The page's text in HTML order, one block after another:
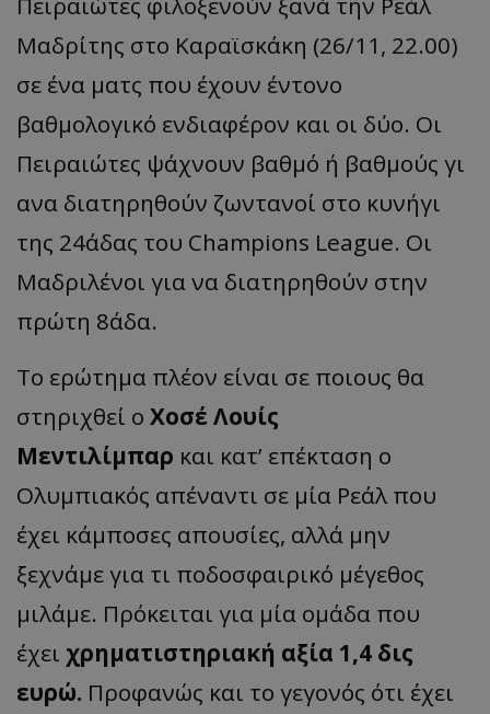
Μαδρίτης στο Καραϊσκάκη (26/11, 22.00)
σε ένα ματς που έχουν έντονο
βαθμολογικό ενδιαφέρον και οι δύο. Οι
Πειραιώτες ψάχνουν βαθμό ή βαθμούς γι
ανα διατηρηθούν ζωντανοί στο κυνήγι
της 24άδας του Champions League. Οι
Μαδριλένοι για να διατηρηθούν στην
πρώτη 8άδα.
Το ερώτημα πλέον είναι σε ποιους θα
στηριχθεί ο Χοσέ Λουίς
Μεντιλίμπαρ και κατ’ επέκταση ο
Ολυμπιακός απέναντι σε μία Ρεάλ που
έχει κάμποσες απουσίες, αλλά μην
ξεχνάμε για τι ποδοσφαιρικό μέγεθος
μιλάμε. Πρόκειται για μία ομάδα που
έχει χρηματιστηριακή αξία 1,4 δις
ευρώ. Προφανώς και το γεγονός ότι έχει